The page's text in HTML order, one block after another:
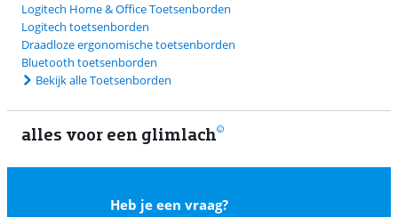
Logitech Home & Office Toetsenborden
Logitech toetsenborden
Draadloze ergonomische toetsenborden
Bluetooth toetsenborden
Bekijk alle Toetsenborden
alles voor een glimlach
Heb je een vraag?